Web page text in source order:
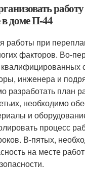
доме П-44
работы при
факторов. Во-
инженера и
разработать план
необходимо
и
процесс
В-пятых,
на месте